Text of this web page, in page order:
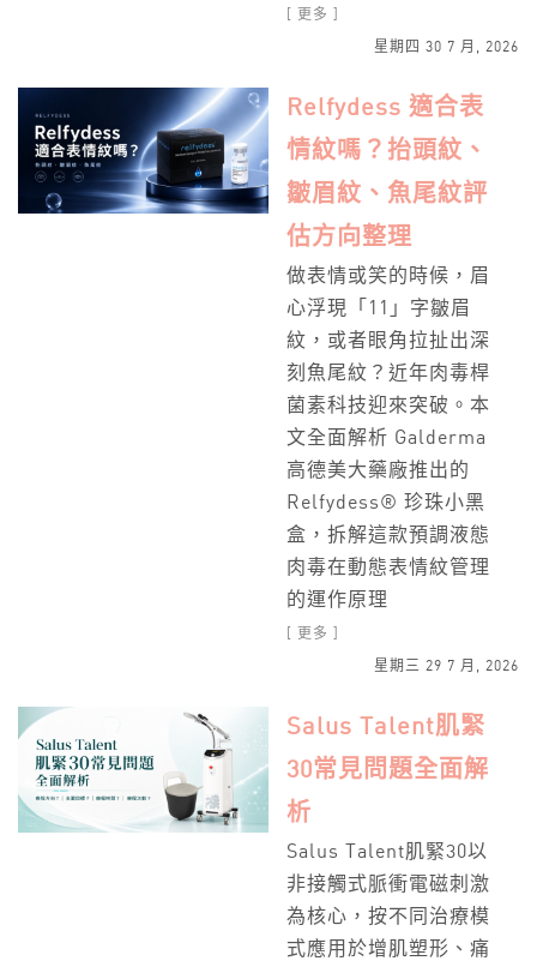
[ 更多 ]
星期四 30 7 月, 2026
Relfydess 適合表
情紋嗎？抬頭紋、
皺眉紋、魚尾紋評
估方向整理
做表情或笑的時候，眉
心浮現「11」字皺眉
紋，或者眼角拉扯出深
刻魚尾紋？近年肉毒桿
菌素科技迎來突破。本
文全面解析 Galderma
高德美大藥廠推出的
Relfydess® 珍珠小黑
盒，拆解這款預調液態
肉毒在動態表情紋管理
的運作原理
[ 更多 ]
星期三 29 7 月, 2026
Salus Talent肌緊
30常見問題全面解
析
Salus Talent肌緊30以
非接觸式脈衝電磁刺激
為核心，按不同治療模
式應用於增肌塑形、痛